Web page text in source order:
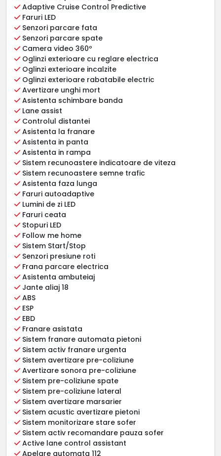
Adaptive Cruise Control Predictive
Faruri LED
Senzori parcare fata
Senzori parcare spate
Camera video 360º
Oglinzi exterioare cu reglare electrica
Oglinzi exterioare incalzite
Oglinzi exterioare rabatabile electric
Avertizare unghi mort
Asistenta schimbare banda
Lane assist
Controlul distantei
Asistenta la franare
Asistenta in panta
Asistenta in rampa
Sistem recunoastere indicatoare de viteza
Sistem recunoastere semne trafic
Asistenta faza lunga
Faruri autoadaptive
Lumini de zi LED
Faruri ceata
Stopuri LED
Follow me home
Sistem Start/Stop
Senzori presiune roti
Frana parcare electrica
Asistenta ambuteiaj
Jante aliaj 18
ABS
ESP
EBD
Franare asistata
Sistem franare automata pietoni
Sistem activ franare urgenta
Sistem avertizare pre-coliziune
Avertizare sonora pre-coliziune
Sistem pre-coliziune spate
Sistem pre-coliziune lateral
Sistem avertizare marsarier
Sistem acustic avertizare pietoni
Sistem monitorizare stare sofer
Sistem activ recomandare pauza sofer
Active lane control assistant
Apelare automata 112